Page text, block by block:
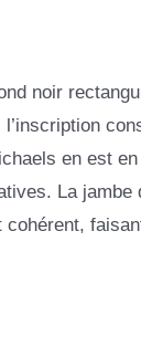
noir
en est en
La